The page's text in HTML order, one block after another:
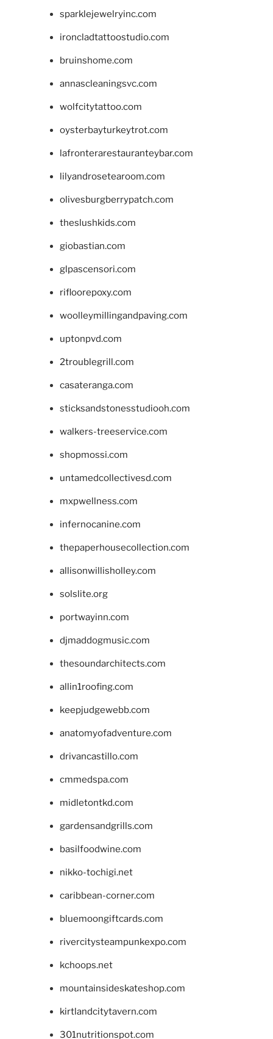
sparklejewelryinc.com
ironcladtattoostudio.com
bruinshome.com
annascleaningsvc.com
wolfcitytattoo.com
oysterbayturkeytrot.com
lafronterarestauranteybar.com
lilyandrosetearoom.com
olivesburgberrypatch.com
theslushkids.com
giobastian.com
glpascensori.com
rifloorepoxy.com
woolleymillingandpaving.com
uptonpvd.com
2troublegrill.com
casateranga.com
sticksandstonesstudiooh.com
walkers-treeservice.com
shopmossi.com
untamedcollectivesd.com
mxpwellness.com
infernocanine.com
thepaperhousecollection.com
allisonwillisholley.com
solslite.org
portwayinn.com
djmaddogmusic.com
thesoundarchitects.com
allin1roofing.com
keepjudgewebb.com
anatomyofadventure.com
drivancastillo.com
cmmedspa.com
midletontkd.com
gardensandgrills.com
basilfoodwine.com
nikko-tochigi.net
caribbean-corner.com
bluemoongiftcards.com
rivercitysteampunkexpo.com
kchoops.net
mountainsideskateshop.com
kirtlandcitytavern.com
301nutritionspot.com